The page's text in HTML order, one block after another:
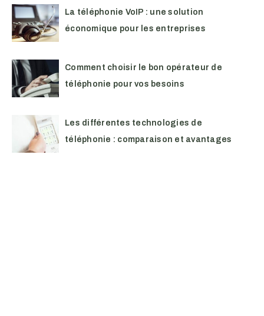
La téléphonie VoIP : une solution
économique pour les entreprises
Comment choisir le bon opérateur de
téléphonie pour vos besoins
Les différentes technologies de
téléphonie : comparaison et avantages